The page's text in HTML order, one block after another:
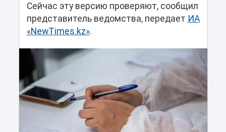
Сейчас эту версию проверяют, сообщил
представитель ведомства, передает ИА
«NewTimes.kz».